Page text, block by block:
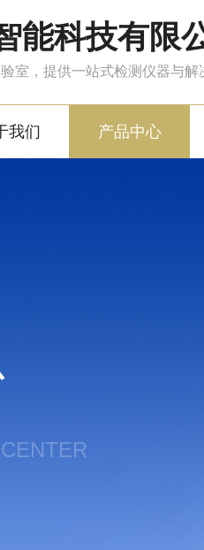
能科技有限
室，提供一站式检测仪器与解
我们 产品中心